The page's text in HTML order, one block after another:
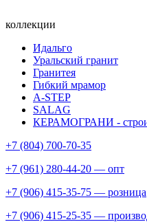
коллекции
Идальго
Уральский гранит
Гранитея
Гибкий мрамор
A-STEP
SALAG
КЕРАМОГРАНИ -
+7 (804) 700-70-35
+7 (961) 280-44-20 — опт
+7 (906) 415-35-75 — розница
+7 (906) 415-25-35 —